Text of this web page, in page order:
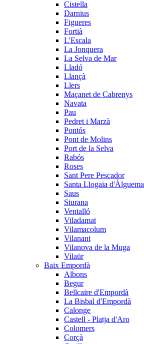
Cistella
Darnius
Figueres
Fortià
L'Escala
La Jonquera
La Selva de Mar
Lladó
Llançà
Llers
Maçanet de Cabrenys
Navata
Pau
Pedret i Marzà
Pontós
Pont de Molins
Port de la Selva
Rabós
Roses
Sant Pere Pescador
Santa Llogaia d'Àlguema
Saus
Siurana
Ventalló
Viladamat
Vilamacolum
Vilanant
Vilanova de la Muga
Vilaür
Baix Empordà
Albons
Begur
Bellcaire d'Empordà
La Bisbal d'Empordà
Calonge
Castell - Platja d'Aro
Colomers
Corçà